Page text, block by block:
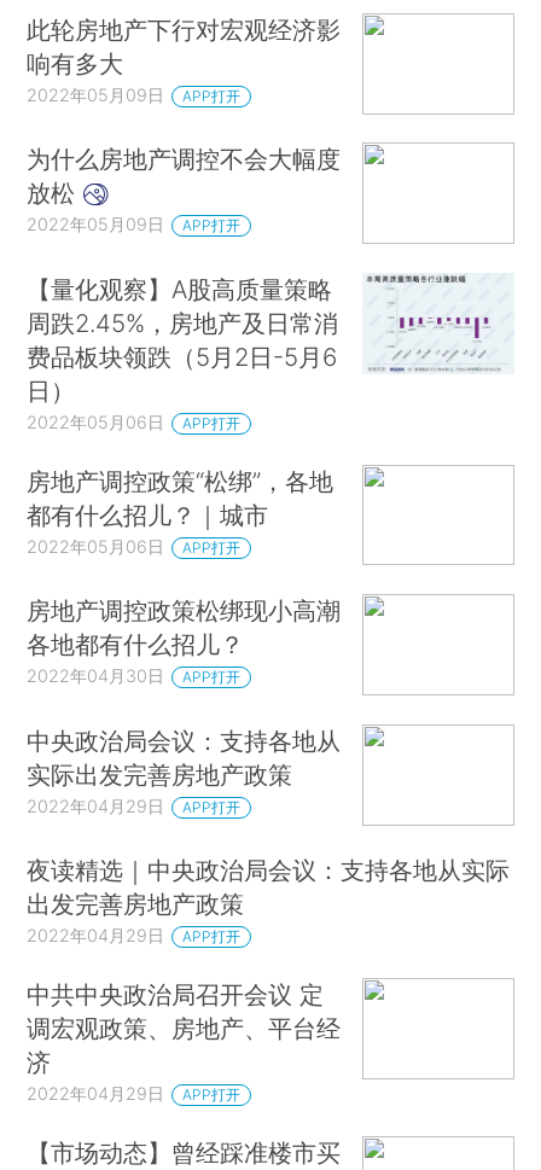
此轮房地产下行对宏观经济影
响有多大
2022年05月09日 APP打开
为什么房地产调控不会大幅度
放松
2022年05月09日 APP打开
【量化观察】A股高质量策略
周跌2.45%，房地产及日常消
费品板块领跌（5月2日-5月6
日）
2022年05月06日 APP打开
房地产调控政策“松绑”，各地
都有什么招儿？｜城市
2022年05月06日 APP打开
房地产调控政策松绑现小高潮
各地都有什么招儿？
2022年04月30日 APP打开
中央政治局会议：支持各地从
实际出发完善房地产政策
2022年04月29日 APP打开
夜读精选｜中央政治局会议：支持各地从实际
出发完善房地产政策
2022年04月29日 APP打开
中共中央政治局召开会议 定
调宏观政策、房地产、平台经
济
2022年04月29日 APP打开
【市场动态】曾经踩准楼市买